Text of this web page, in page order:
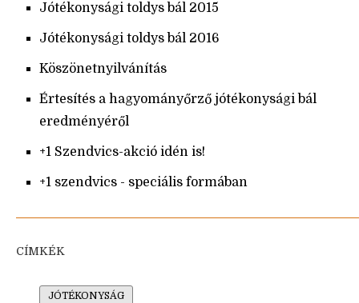
Jótékonysági toldys bál 2015
Jótékonysági toldys bál 2016
Köszönetnyilvánítás
Értesítés a hagyományőrző jótékonysági bál
eredményéről
+1 Szendvics-akció idén is!
+1 szendvics - speciális formában
CÍMKÉK
JÓTÉKONYSÁG